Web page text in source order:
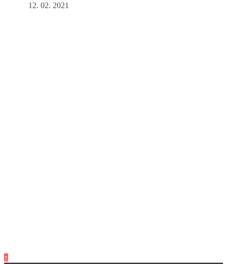
12. 02. 2021
↑